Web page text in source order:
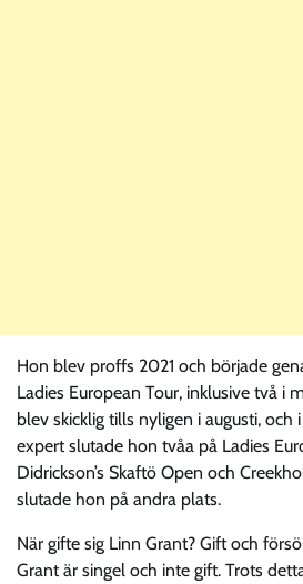
Hon blev proffs 2021 och började
Ladies European Tour, inklusive två i
blev skicklig tills nyligen i augusti,
expert slutade hon tvåa på Ladies
Didrickson’s Skaftö Open och
slutade hon på andra plats.
När gifte sig Linn Grant? Gift och
Grant är singel och inte gift. Trots